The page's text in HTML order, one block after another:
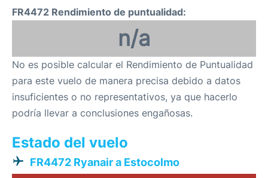
FR4472 Rendimiento de puntualidad:
n/a
No es posible calcular el Rendimiento de Puntualidad
para este vuelo de manera precisa debido a datos
insuficientes o no representativos, ya que hacerlo
podría llevar a conclusiones engañosas.
Estado del vuelo
FR4472 Ryanair a Estocolmo